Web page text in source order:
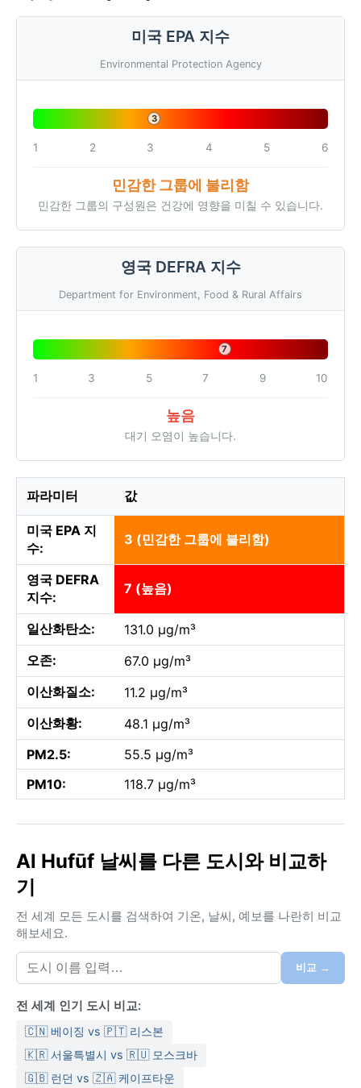
미국 EPA 지수
Environmental Protection Agency
3
1 2 3 4 5 6
민감한 그룹에 불리함
민감한 그룹의 구성원은 건강에 영향을 미칠 수 있습니다.
영국 DEFRA 지수
Department for Environment, Food & Rural Affairs
7
1 3 5 7 9 10
높음
대기 오염이 높습니다.
파라미터 값
미국 EPA 지
수:
3 (민감한 그룹에 불리함)
영국 DEFRA
지수:
7 (높음)
일산화탄소:
131.0 µg/m³
오존:
67.0 µg/m³
이산화질소:
11.2 µg/m³
이산화황:
48.1 µg/m³
PM2.5:
55.5 µg/m³
PM10:
118.7 µg/m³
Al Hufūf 날씨를 다른 도시와 비교하
기
전 세계 모든 도시를 검색하여 기온, 날씨, 예보를 나란히 비교
해보세요.
비교 →
전 세계 인기 도시 비교:
🇨🇳 베이징 vs 🇵🇹 리스본
🇰🇷 서울특별시 vs 🇷🇺 모스크바
🇬🇧 런던 vs 🇿🇦 케이프타운